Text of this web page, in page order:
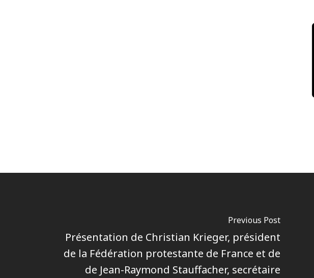
Previous Post
Présentation de Christian Krieger, président
de la Fédération protestante de France et de
de Jean-Raymond Stauffacher, secrétaire